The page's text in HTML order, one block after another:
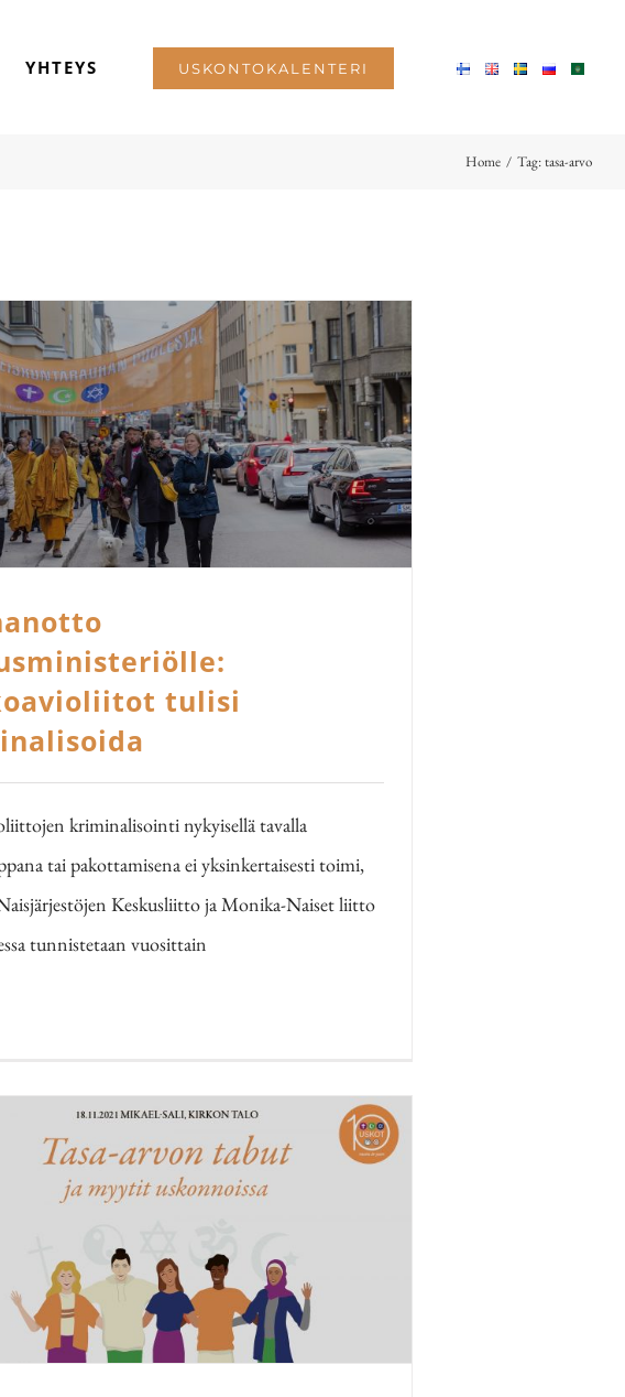
YHTEYS USKONTOKALENTERI
Home / Tag:tasa-arvo
tulisi
kriminalisointi nykyisellä tavalla
tai pakottamisena ei yksinkertaisesti toimi,
Keskusliitto ja Monika-Naiset liitto
tunnistetaan vuosittain